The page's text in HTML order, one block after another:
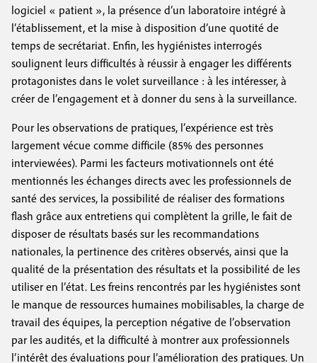
logiciel « patient », la présence d’un laboratoire intégré à
l’établissement, et la mise à disposition d’une quotité de
temps de secrétariat. Enfin, les hygiénistes interrogés
soulignent leurs difficultés à réussir à engager les différents
protagonistes dans le volet surveillance : à les intéresser, à
créer de l’engagement et à donner du sens à la surveillance.
Pour les observations de pratiques, l’expérience est très
largement vécue comme difficile (85% des personnes
interviewées). Parmi les facteurs motivationnels ont été
mentionnés les échanges directs avec les professionnels de
santé des services, la possibilité de réaliser des formations
flash grâce aux entretiens qui complètent la grille, le fait de
disposer de résultats basés sur les recommandations
nationales, la pertinence des critères observés, ainsi que la
qualité de la présentation des résultats et la possibilité de les
utiliser en l’état. Les freins rencontrés par les hygiénistes sont
le manque de ressources humaines mobilisables, la charge de
travail des équipes, la perception négative de l’observation
par les audités, et la difficulté à montrer aux professionnels
l’intérêt des évaluations pour l’amélioration des pratiques. Un